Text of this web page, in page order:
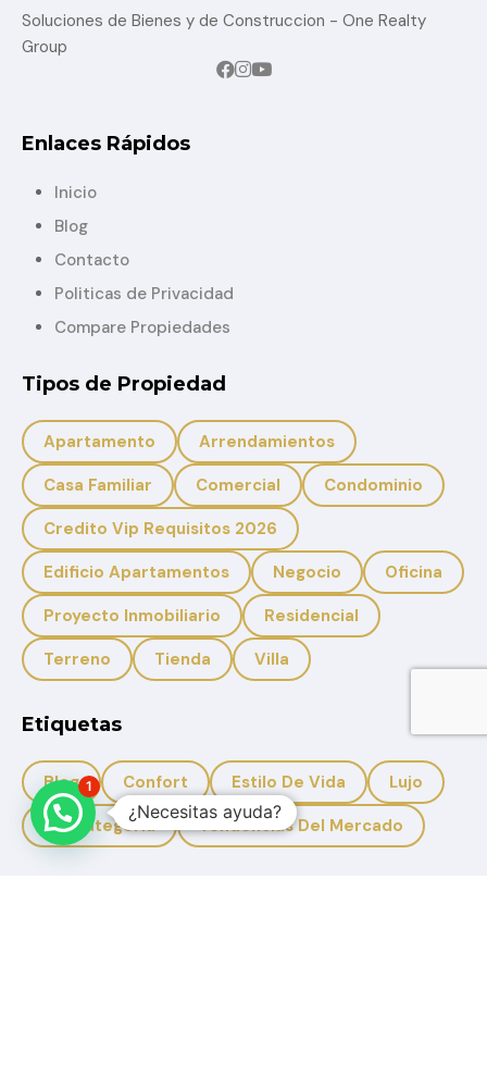
Soluciones de Bienes y de Construccion - One Realty
Group
Enlaces Rápidos
Inicio
Blog
Contacto
Politicas de Privacidad
Compare Propiedades
Tipos de Propiedad
Apartamento
Arrendamientos
Casa Familiar
Comercial
Condominio
Credito Vip Requisitos 2026
Edificio Apartamentos
Negocio
Oficina
Proyecto Inmobiliario
Residencial
Terreno
Tienda Villa
Etiquetas
Blog Confort Estilo De Vida
Lujo
Sin Categoria
Tendencias Del Mercado
¿Necesitas ayuda?
1